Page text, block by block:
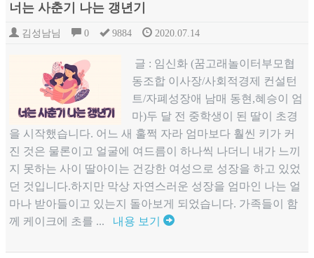
너는 사춘기 나는 갱년기
김성남님 0 9884 2020.07.14
글 : 임신화 (꿈고래놀이터부모협
동조합 이사장/사회적경제 컨설턴
트/자폐성장애 남매 동현,혜승이 엄
마)두 달 전 중학생이 된 딸이 초경
을 시작했습니다. 어느 새 훌쩍 자라 엄마보다 훨씬 키가 커
진 것은 물론이고 얼굴에 여드름이 하나씩 나더니 내가 느끼
지 못하는 사이 딸아이는 건강한 여성으로 성장을 하고 있었
던 것입니다.하지만 막상 자연스러운 성장을 엄마인 나는 얼
마나 받아들이고 있는지 돌아보게 되었습니다. 가족들이 함
께 케이크에 초를 ... 내용 보기